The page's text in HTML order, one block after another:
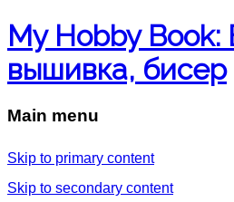
My Hobby Book:
вышивка, бисер
Main menu
Skip to primary content
Skip to secondary content